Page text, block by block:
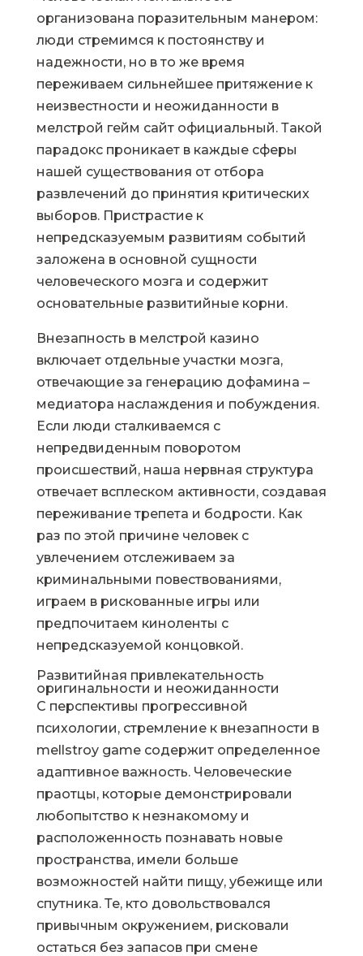
организована поразительным манером:
люди стремимся к постоянству и
надежности, но в то же время
переживаем сильнейшее притяжение к
неизвестности и неожиданности в
мелстрой гейм сайт официальный. Такой
парадокс проникает в каждые сферы
нашей существования от отбора
развлечений до принятия критических
выборов. Пристрастие к
непредсказуемым развитиям событий
заложена в основной сущности
человеческого мозга и содержит
основательные развитийные корни.
Внезапность в мелстрой казино
включает отдельные участки мозга,
отвечающие за генерацию дофамина –
медиатора наслаждения и побуждения.
Если люди сталкиваемся с
непредвиденным поворотом
происшествий, наша нервная структура
отвечает всплеском активности, создавая
переживание трепета и бодрости. Как
раз по этой причине человек с
увлечением отслеживаем за
криминальными повествованиями,
играем в рискованные игры или
предпочитаем киноленты с
непредсказуемой концовкой.
Развитийная привлекательность
оригинальности и неожиданности
С перспективы прогрессивной
психологии, стремление к внезапности в
mellstroy game содержит определенное
адаптивное важность. Человеческие
праотцы, которые демонстрировали
любопытство к незнакомому и
расположенность познавать новые
пространства, имели больше
возможностей найти пищу, убежище или
спутника. Те, кто довольствовался
привычным окружением, рисковали
остаться без запасов при смене